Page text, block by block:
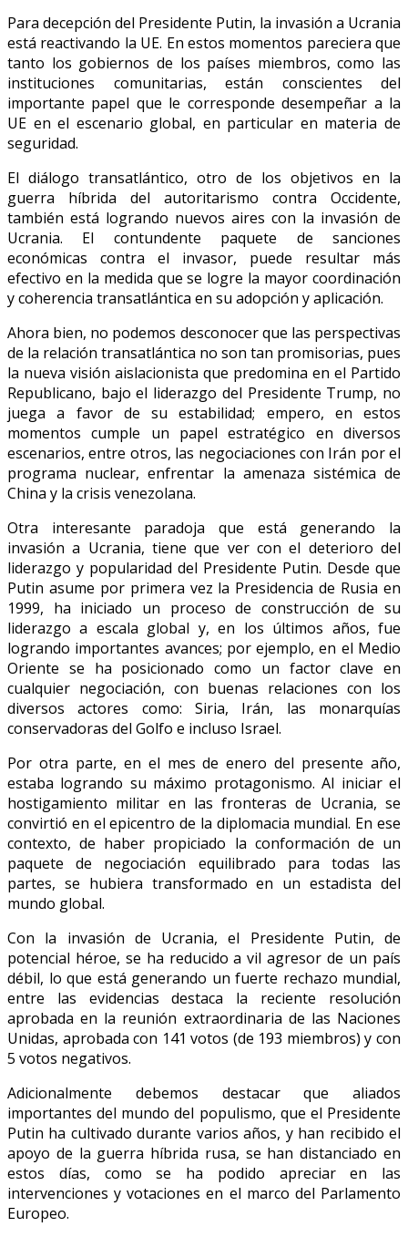
Para decepción del Presidente Putin, la invasión a Ucrania
está reactivando la UE. En estos momentos pareciera que
tanto los gobiernos de los países miembros, como las
instituciones comunitarias, están conscientes del
importante papel que le corresponde desempeñar a la
UE en el escenario global, en particular en materia de
seguridad.
El diálogo transatlántico, otro de los objetivos en la
guerra híbrida del autoritarismo contra Occidente,
también está logrando nuevos aires con la invasión de
Ucrania. El contundente paquete de sanciones
económicas contra el invasor, puede resultar más
efectivo en la medida que se logre la mayor coordinación
y coherencia transatlántica en su adopción y aplicación.
Ahora bien, no podemos desconocer que las perspectivas
de la relación transatlántica no son tan promisorias, pues
la nueva visión aislacionista que predomina en el Partido
Republicano, bajo el liderazgo del Presidente Trump, no
juega a favor de su estabilidad; empero, en estos
momentos cumple un papel estratégico en diversos
escenarios, entre otros, las negociaciones con Irán por el
programa nuclear, enfrentar la amenaza sistémica de
China y la crisis venezolana.
Otra interesante paradoja que está generando la
invasión a Ucrania, tiene que ver con el deterioro del
liderazgo y popularidad del Presidente Putin. Desde que
Putin asume por primera vez la Presidencia de Rusia en
1999, ha iniciado un proceso de construcción de su
liderazgo a escala global y, en los últimos años, fue
logrando importantes avances; por ejemplo, en el Medio
Oriente se ha posicionado como un factor clave en
cualquier negociación, con buenas relaciones con los
diversos actores como: Siria, Irán, las monarquías
conservadoras del Golfo e incluso Israel.
Por otra parte, en el mes de enero del presente año,
estaba logrando su máximo protagonismo. Al iniciar el
hostigamiento militar en las fronteras de Ucrania, se
convirtió en el epicentro de la diplomacia mundial. En ese
contexto, de haber propiciado la conformación de un
paquete de negociación equilibrado para todas las
partes, se hubiera transformado en un estadista del
mundo global.
Con la invasión de Ucrania, el Presidente Putin, de
potencial héroe, se ha reducido a vil agresor de un país
débil, lo que está generando un fuerte rechazo mundial,
entre las evidencias destaca la reciente resolución
aprobada en la reunión extraordinaria de las Naciones
Unidas, aprobada con 141 votos (de 193 miembros) y con
5 votos negativos.
Adicionalmente debemos destacar que aliados
importantes del mundo del populismo, que el Presidente
Putin ha cultivado durante varios años, y han recibido el
apoyo de la guerra híbrida rusa, se han distanciado en
estos días, como se ha podido apreciar en las
intervenciones y votaciones en el marco del Parlamento
Europeo.